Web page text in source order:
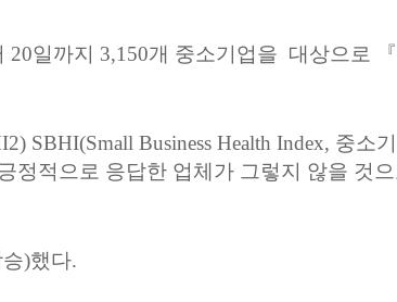
20일까지 3,150개 중소기업을 대상으로 『
SBHI(Small Business Health Index, 중소
정적으로 응답한 업체가 그렇지 않을 것으
)했다.